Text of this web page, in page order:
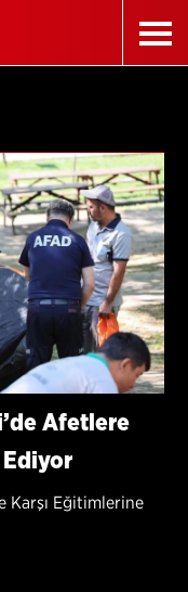
Afetlere
Ediyor
Karşı Eğitimlerine